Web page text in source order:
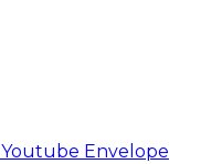
Youtube Envelope